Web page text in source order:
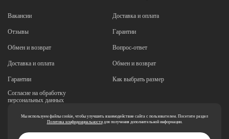
Вакансии
Отзывы
Обмен и возврат
Доставка и оплата
Гарантии
Согласие на обработку
персональных данных
Реквизиты
Миссия и ценности
Доставка и оплата
Гарантии
Вопрос-ответ
Обмен и возврат
Как выбрать размер
Мы используем файлы cookie, чтобы улучшить взаимодействие сайта с пользователем. Посетите раздел
Политика конфиденциальностидля получения дополнительной информации.